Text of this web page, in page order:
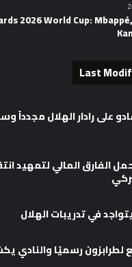
2026 World Cup:
Last
على رادار الهلال
الفارق المالي لتمهيد
في تدريبات الهلال
لطرابزون رسميًا والنادي